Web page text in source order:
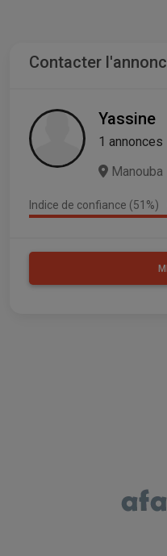
Contacter
Yassine
1 annonces
Manouba
Indice de confiance (51%)